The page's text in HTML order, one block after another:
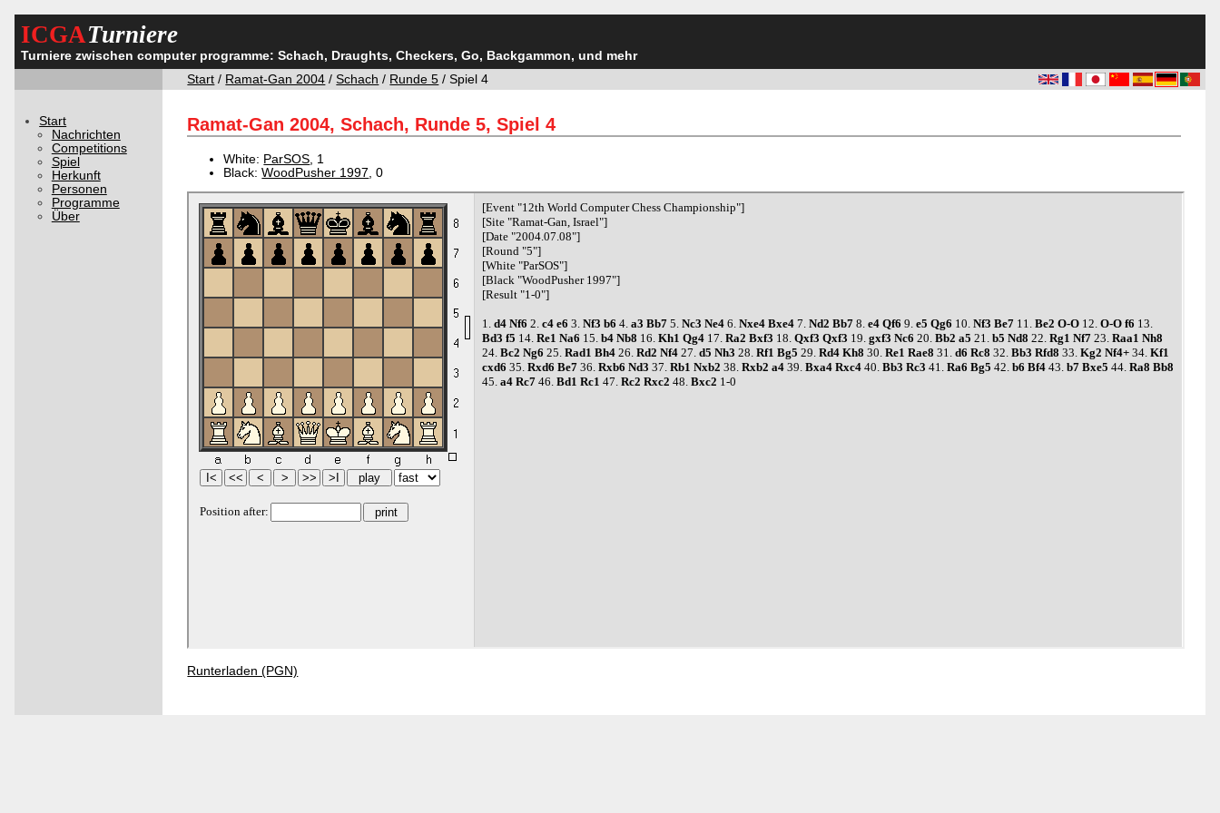
ICGATurniere
Turniere zwischen computer programme: Schach, Draughts, Checkers, Go, Backgammon, und mehr
Start / Ramat-Gan 2004 /Schach / Runde 5 / Spiel 4
Start
Nachrichten
Competitions
Spiel
Herkunft
Personen
Programme
Über
Ramat-Gan 2004, Schach, Runde 5, Spiel 4
White: ParSOS , 1
Black:WoodPusher 1997 , 0
Runterladen (PGN)